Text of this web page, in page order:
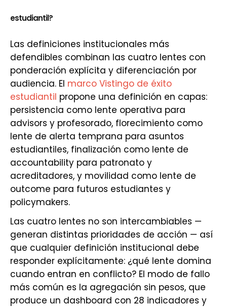
estudiantil?
Las definiciones institucionales más
defendibles combinan las cuatro lentes con
ponderación explícita y diferenciación por
audiencia. El marco Vistingo de éxito
estudiantil propone una definición en capas:
persistencia como lente operativa para
advisors y profesorado, florecimiento como
lente de alerta temprana para asuntos
estudiantiles, finalización como lente de
accountability para patronato y
acreditadores, y movilidad como lente de
outcome para futuros estudiantes y
policymakers.
Las cuatro lentes no son intercambiables —
generan distintas prioridades de acción — así
que cualquier definición institucional debe
responder explícitamente: ¿qué lente domina
cuando entran en conflicto? El modo de fallo
más común es la agregación sin pesos, que
produce un dashboard con 28 indicadores y